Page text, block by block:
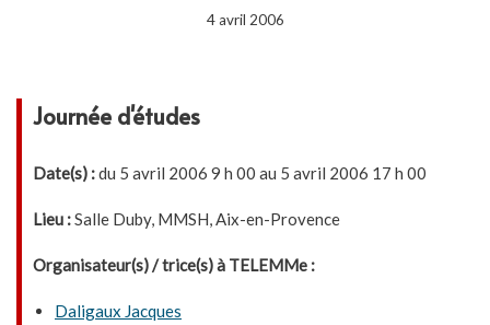
4 avril 2006
Journée d'études
Date(s) :du 5 avril 2006 9 h 00 au 5 avril 2006 17 h 00
Lieu :Salle Duby, MMSH, Aix-en-Provence
Organisateur(s) / trice(s) à TELEMMe :
Daligaux Jacques